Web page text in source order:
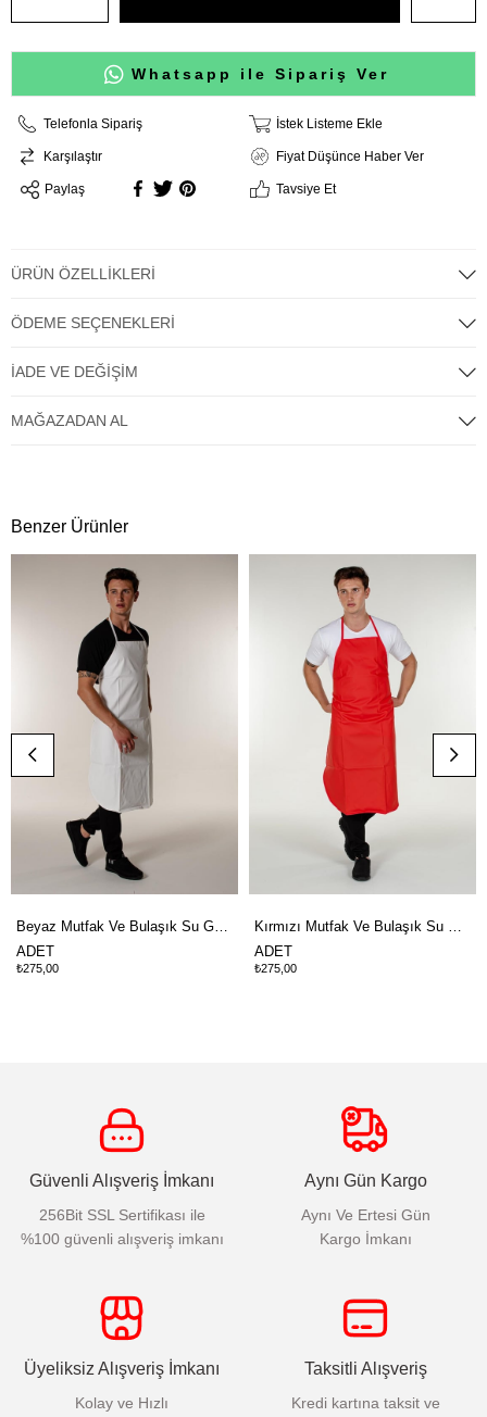
Whatsapp ile Sipariş Ver
Telefonla Sipariş İstek Listeme Ekle
Karşılaştır Fiyat Düşünce Haber Ver
Paylaş Tavsiye Et
ÜRÜN ÖZELLIKLERI
ÖDEME SEÇENEKLERI
İADE VE DEĞIŞIM
MAĞAZADAN AL
Benzer Ürünler
Beyaz Mutfak Ve Bulaşık Su Geçirmez Muşamba Önlük PVC
ADET
₺275,00
Kırmızı Mutfak Ve Bulaşık Su Geçirmez Muşamba Önlük PVC
ADET
₺275,00
Güvenli Alışveriş İmkanı
256Bit SSL Sertifikası ile
%100 güvenli alışveriş imkanı
Aynı Gün Kargo
Aynı Ve Ertesi Gün
Kargo İmkanı
Üyeliksiz Alışveriş İmkanı
Kolay ve Hızlı
Taksitli Alışveriş
Kredi kartına taksit ve